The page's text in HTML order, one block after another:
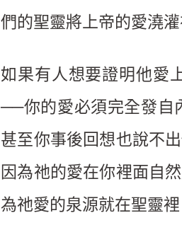
們的聖靈將上帝的愛澆
如果有人想要證明他愛
──你的愛必須完全發自
甚至你事後回想也說不
因為祂的愛在你裡面自
為祂愛的泉源就在聖靈裡